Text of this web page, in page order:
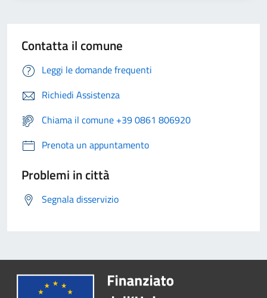
Contatta il comune
Leggi le domande frequenti
Richiedi Assistenza
Chiama il comune +39 0861 806920
Prenota un appuntamento
Problemi in città
Segnala disservizio